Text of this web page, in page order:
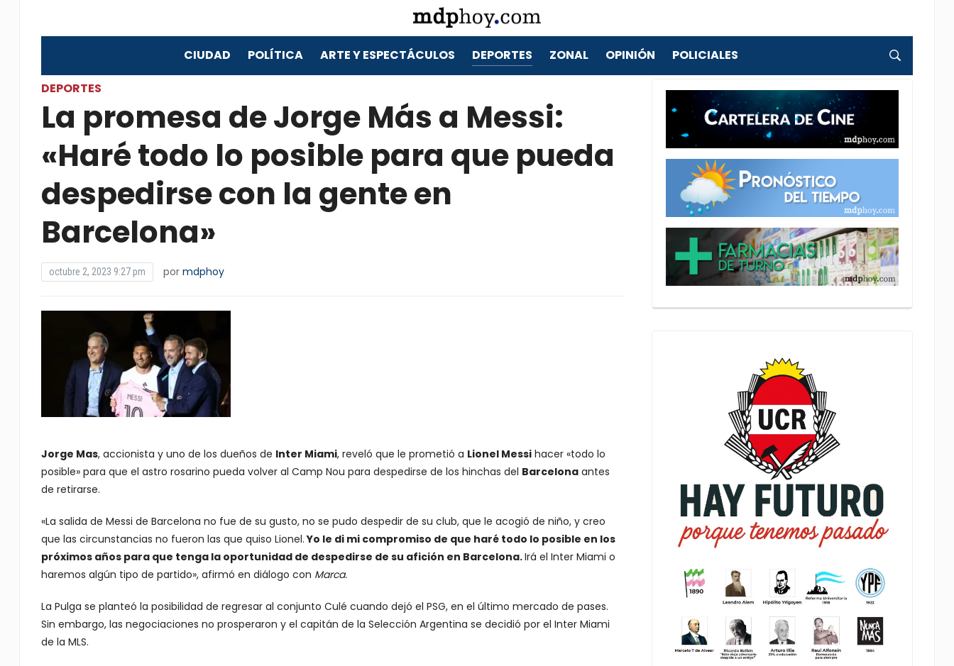
CIUDAD POLÍTICA ARTE Y ESPECTÁCULOS DEPORTES ZONAL OPINIÓN POLICIALES
DEPORTES
La promesa de Jorge Más a Messi:
«Haré todo lo posible para que pueda
despedirse con la gente en
Barcelona»
octubre 2, 2023 9:27 pm por mdphoy
Jorge Mas, accionista y uno de los dueños de Inter Miami, reveló que le prometió a Lionel Messihacer «todo lo
posible» para que el astro rosarino pueda volver al Camp Nou para despedirse de los hinchas del Barcelonaantes
de retirarse.
«La salida de Messi de Barcelona no fue de su gusto, no se pudo despedir de su club, que le acogió de niño, y creo
que las circunstancias no fueron las que quiso Lionel.Yo le di mi compromiso de que haré todo lo posible en los
próximos años para que tenga la oportunidad de despedirse de su afición en Barcelona.Irá el Inter Miami o
haremos algún tipo de partido», afirmó en diálogo con Marca.
La Pulga se planteó la posibilidad de regresar al conjunto Culé cuando dejó el PSG, en el último mercado de pases.
Sin embargo, las negociaciones no prosperaron y el capitán de la Selección Argentina se decidió por el Inter Miami
de la MLS.